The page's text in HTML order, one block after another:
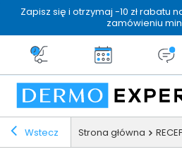
Zapisz się i otrzymaj -10 zł rabatu
zamówieniu min.
Darmowa dostawa od 199 zł
14 dni na zwrot
Wstecz Strona główna